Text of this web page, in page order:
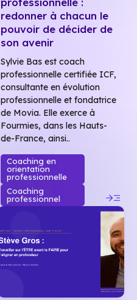
redonner à chacun le
pouvoir de décider de
son avenir
Sylvie Bas est coach
professionnelle certifiée ICF,
consultante en évolution
professionnelle et fondatrice
de Movia. Elle exerce à
Fourmies, dans les Hauts-
de-France, ainsi..
Coaching en
orientation
professionnelle
Coaching
professionnel
read_more